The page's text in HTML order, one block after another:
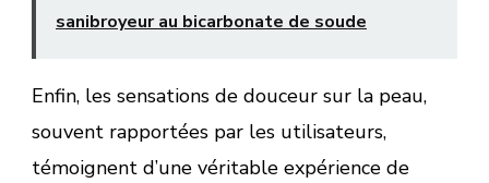
sanibroyeur au bicarbonate de soude
Enfin, les sensations de douceur sur la peau,
souvent rapportées par les utilisateurs,
témoignent d’une véritable expérience de